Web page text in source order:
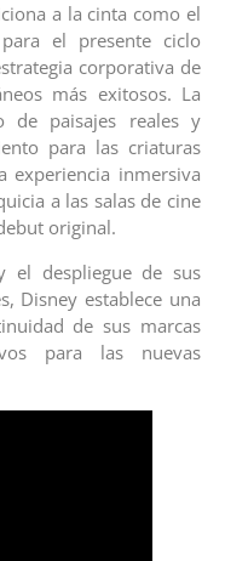
a la cinta como el
el presente ciclo
corporativa de
más exitosos. La
de paisajes reales y
para las criaturas
inmersiva
a las salas de cine
original.
el despliegue de sus
Disney establece una
de sus marcas
para las nuevas